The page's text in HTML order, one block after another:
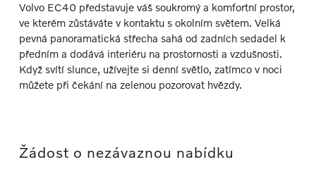
Volvo EC40 představuje váš soukromý a komfortní prostor,
ve kterém zůstáváte v kontaktu s okolním světem. Velká
pevná panoramatická střecha sahá od zadních sedadel k
předním a dodává interiéru na prostornosti a vzdušnosti.
Když svítí slunce, užívejte si denní světlo, zatímco v noci
můžete při čekání na zelenou pozorovat hvězdy.
Žádost o nezávaznou nabídku